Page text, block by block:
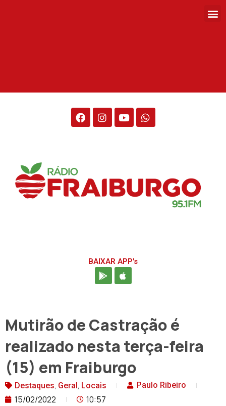
BAIXAR APP's
Mutirão de Castração é
realizado nesta terça-feira
(15) em Fraiburgo
Destaques, Geral , Locais Paulo Ribeiro
15/02/2022 10:57